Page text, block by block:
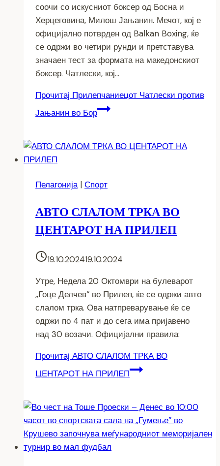
соочи со искусниот боксер од Босна и
Херцеговина, Милош Јањанин. Мечот, кој е
официјално потврден од Balkan Boxing, ќе
се одржи во четири рунди и претставува
значаен тест за формата на македонскиот
боксер. Чатлески, кој…
Прочитај Прилепчаниецот Чатлески против
Јањанин во Бор
Пелагонија| Спорт
АВТО СЛАЛОМ ТРКА ВО
ЦЕНТАРОТ НА ПРИЛЕП
19.10.202419.10.2024
Утре, Недела 20 Октомври на булеварот
„Гоце Делчев“ во Прилеп, ќе се одржи авто
слалом трка. Ова натпреварување ќе се
одржи по 4 пат и до сега има пријавено
над 30 возачи. Официјални правила:
Прочитај АВТО СЛАЛОМ ТРКА ВО
ЦЕНТАРОТ НА ПРИЛЕП